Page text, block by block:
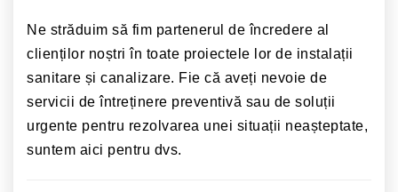
Ne străduim să fim partenerul de încredere al
clienților noștri în toate proiectele lor de instalații
sanitare și canalizare. Fie că aveți nevoie de
servicii de întreținere preventivă sau de soluții
urgente pentru rezolvarea unei situații neașteptate,
suntem aici pentru dvs.